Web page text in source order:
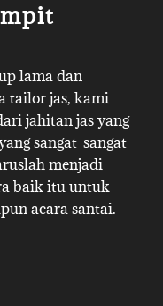
lama dan
tailor jas, kami
jahitan jas yang
sangat-sangat
menjadi
baik itu untuk
acara santai.